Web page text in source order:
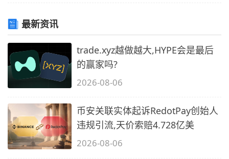
最新资讯
trade.xyz越做越大,HYPE会是最后
的赢家吗?
2026-08-06
币安关联实体起诉RedotPay创始人
违规引流,天价索赔4.728亿美
2026-08-06